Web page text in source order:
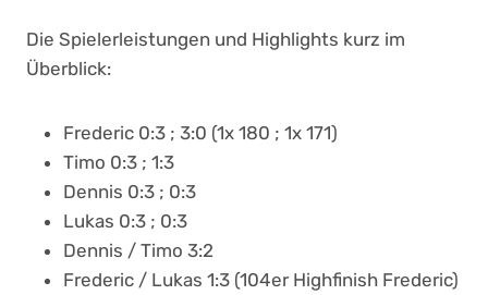
Die Spielerleistungen und Highlights kurz im
Überblick:
Frederic 0:3 ; 3:0 (1x 180 ; 1x 171)
Timo 0:3 ; 1:3
Dennis 0:3 ; 0:3
Lukas 0:3 ; 0:3
Dennis / Timo 3:2
Frederic / Lukas 1:3 (104er Highfinish Frederic)